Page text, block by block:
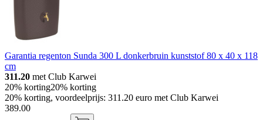
Garantia regenton Sunda 300 L donkerbruin kunststof 80 x 40 x 118
cm
311.20 met Club Karwei
20% korting20% korting
20% korting, voordeelprijs: 311.20 euro met Club Karwei
389.00